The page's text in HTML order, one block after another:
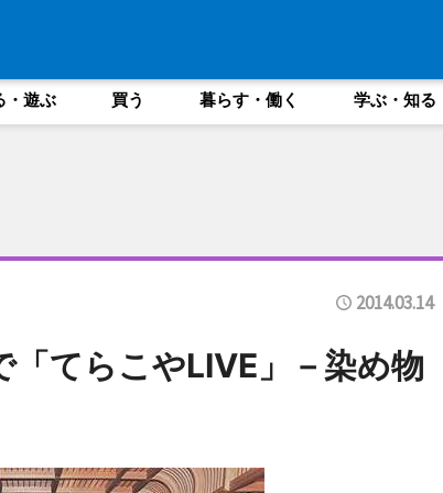
・遊ぶ 買う 暮らす・働く 学ぶ・知る
2014.03.14
てらこやLIVE」－染め物